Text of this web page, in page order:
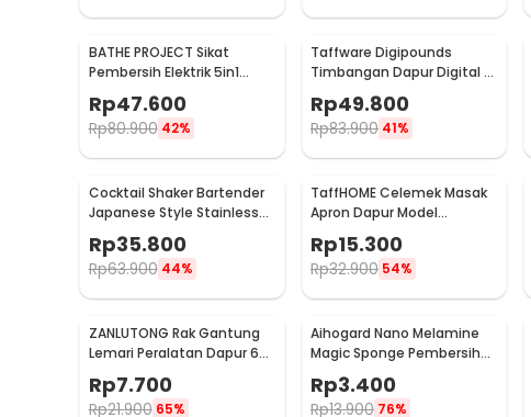
BATHE PROJECT Sikat
Pembersih Elektrik 5in1
Magic Brush Rechargeable
- WQ8110
Rp47.600
Rp80.900 42%
Taffware Digipounds
Timbangan Dapur Digital 6
Satuan 1kg 0.1g - i2000
Rp49.800
Rp83.900 41%
Cocktail Shaker Bartender
Japanese Style Stainless
Steel 200ml
Rp35.800
Rp63.900 44%
TaffHOME Celemek Masak
Apron Dapur Model
Kantong Pola Spatula -
JJ41
Rp15.300
Rp32.900 54%
ZANLUTONG Rak Gantung
Lemari Peralatan Dapur 6
Hook Besi - 2137
Rp7.700
Rp21.900 65%
Aihogard Nano Melamine
Magic Sponge Pembersih
Karat Besi - CW62
Rp3.400
Rp13.900 76%